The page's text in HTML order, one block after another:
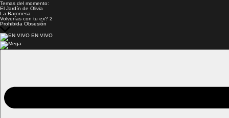
Temas del momento:
El Jardín de Olivia
La Baronesa
Volverías con tu ex? 2
Prohibida Obsesión
EN VIVO